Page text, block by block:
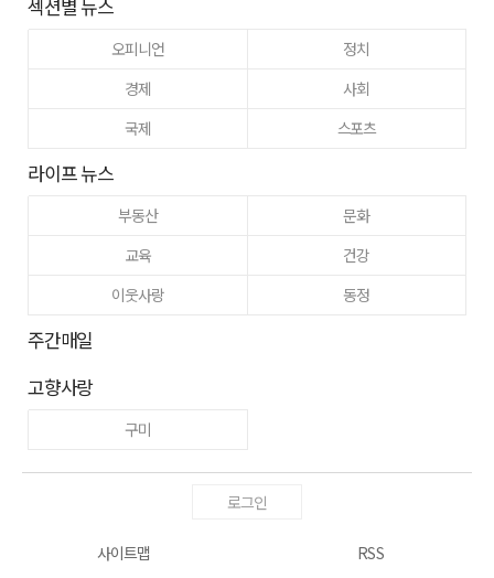
섹션별 뉴스
오피니언
정치
경제
사회
국제
스포츠
라이프 뉴스
부동산
문화
교육
건강
이웃사랑
동정
주간매일
고향사랑
구미
로그인
사이트맵 RSS